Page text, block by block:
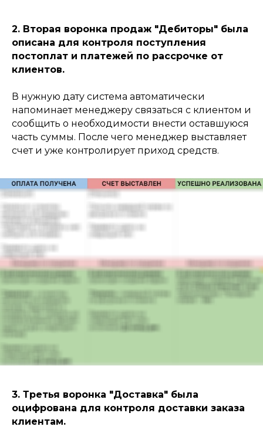
2. Вторая воронка продаж "Дебиторы" была
описана для контроля поступления
постоплат и платежей по рассрочке от
клиентов.
В нужную дату система автоматически
напоминает менеджеру связаться с клиентом и
сообщить о необходимости внести оставшуюся
часть суммы. После чего менеджер выставляет
счет и уже контролирует приход средств.
3. Третья воронка "Доставка" была
оцифрована для контроля доставки заказа
клиентам.